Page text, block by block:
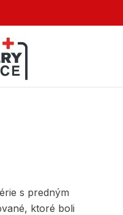
s predným
ktoré boli